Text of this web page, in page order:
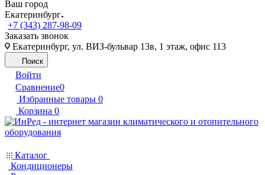
Ваш город
Екатеринбург
+7 (343) 287-98-09
Заказать звонок
Екатеринбург, ул. ВИЗ-бульвар 13в, 1 этаж, офис 113
Поиск
Войти
Сравнение0
Избранные товары 0
Корзина 0
Каталог
Кондиционеры